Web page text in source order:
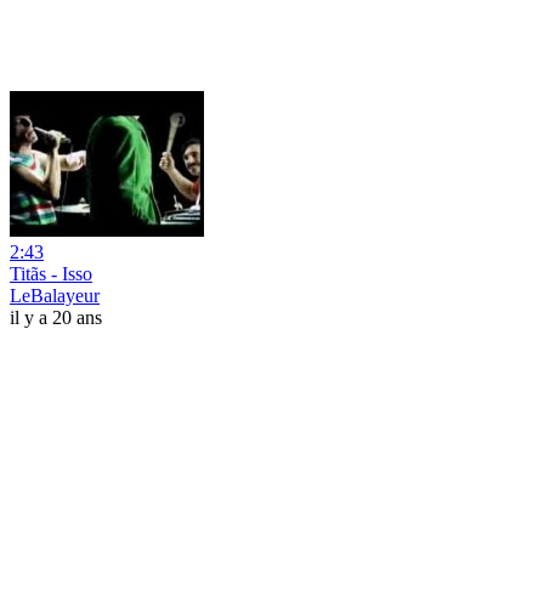
2:43
Titãs - Isso
LeBalayeur
il y a 20 ans